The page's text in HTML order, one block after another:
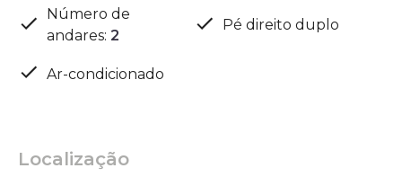
Número de
andares: 2
Pé direito duplo
Ar-condicionado
Localização